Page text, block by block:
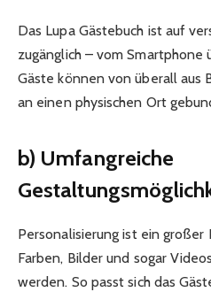
Das Lupa Gästebuch ist auf
zugänglich – vom Smartphone
Gäste können von überall aus
an einen physischen Ort
b) Umfangreiche
Personalisierung ist ein großer
Farben, Bilder und sogar
werden. So passt sich das